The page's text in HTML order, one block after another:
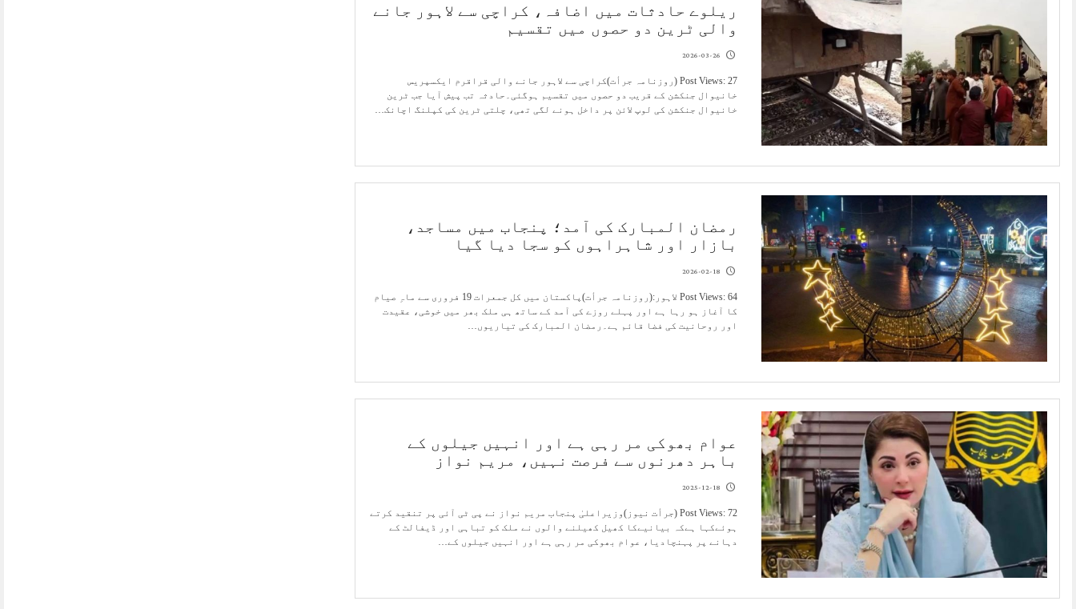
ریلوے حادثات میں اضافہ، کراچی سے لاہور جانے
والی ٹرین دو حصوں میں تقسیم
2026-03-26
Post Views: 27 (روزنامہ جرأت)کراچی سے لاہور جانے والی قراقرم ایکسپریس
خانیوال جنکشن کے قریب دو حصوں میں تقسیم ہوگئی۔حادثہ تب پیش آیا جب ٹرین
خانیوال جنکشن کی لوپ لائن پر داخل ہونے لگی تھی، چلتی ٹرین کی کپلنگ اچانک…
رمضان المبارک کی آمد؛ پنجاب میں مساجد،
بازار اور شاہراہوں کو سجا دیا گیا
2026-02-18
Post Views: 64 لاہور:(روزنامہ جرأت)پاکستان میں کل جمعرات 19 فروری سے ماہِ صیام
کا آغاز ہو رہا ہے اور پہلے روزے کی آمد کے ساتھ ہی ملک بھر میں خوشی، عقیدت
اور روحانیت کی فضا قائم ہے۔رمضان المبارک کی تیاریوں…
عوام بھوکی مر رہی ہے اور انہیں جیلوں کے
باہر دھرنوں سے فرصت نہیں، مریم نواز
2025-12-18
Post Views: 72 (جرأت نیوز)وزیراعلیٰ پنجاب مریم نواز نے پی ٹی آئی پر تنقید کرتے
ہوئےکہا ہےکہ بیانیےکا کھیل کھیلنے والوں نے ملک کو تباہی اور ڈیفالٹ کے
دہانے پر پہنچادیا، عوام بھوکی مر رہی ہے اور انہیں جیلوں کے…